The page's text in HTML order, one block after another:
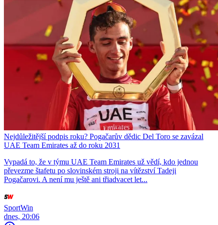
Nejdůležitější podpis roku? Pogačarův dědic Del Toro se zavázal
UAE Team Emirates až do roku 2031
Vypadá to, že v týmu UAE Team Emirates už vědí, kdo jednou
převezme štafetu po slovinském stroji na vítězství Tadeji
Pogačarovi. A není mu ještě ani třiadvacet let...
SportWin
dnes, 20:06